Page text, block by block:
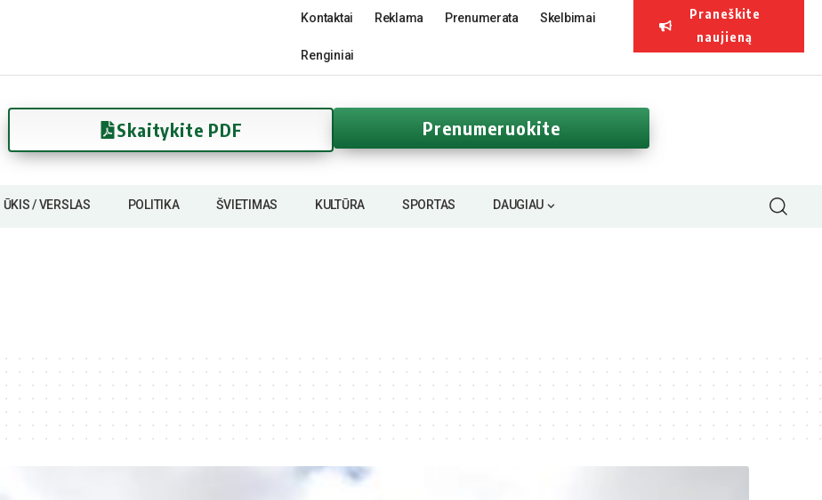
Kontaktai Reklama Prenumerata Skelbimai
Renginiai
Praneškite
naujieną
Skaitykite PDF Prenumeruokite
ŪKIS / VERSLAS POLITIKA ŠVIETIMAS KULTŪRA SPORTAS DAUGIAU